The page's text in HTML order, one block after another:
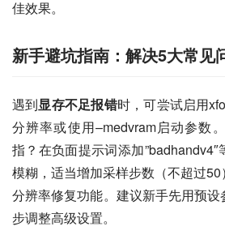
佳效果。
新手避坑指南：解决5大常见
遇到显存不足报错时，可尝试启用
分辨率或使用–medvram启动参数
指？在负面提示词添加
模糊，适当增加采样步数（不超过
分辨率修复功能。建议新手先用预
步调整高级设置。